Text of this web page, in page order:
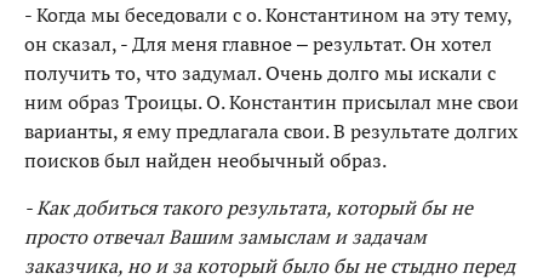
- Когда мы беседовали с о. Константином на эту тему,
он сказал, - Для меня главное – результат. Он хотел
получить то, что задумал. Очень долго мы искали с
ним образ Троицы. О. Константин присылал мне свои
варианты, я ему предлагала свои. В результате долгих
поисков был найден необычный образ.
- Как добиться такого результата, который бы не
просто отвечал Вашим замыслам и задачам
заказчика, но и за который было бы не стыдно перед